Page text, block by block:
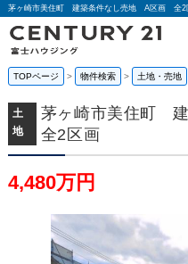
TOPページ 物件検索 土地・売地
土
地
茅ヶ崎市美住町
全2区画
4,480万円